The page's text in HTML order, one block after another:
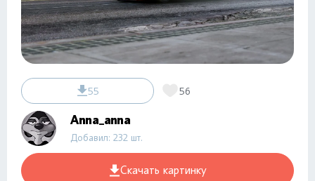
55 56
Anna_anna
Добавил: 232 шт.
Скачать картинку